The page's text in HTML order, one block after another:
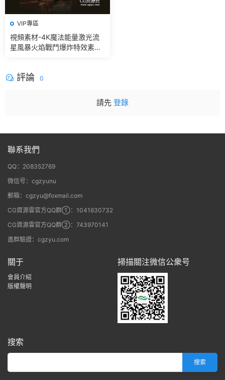
VIP專區
視頻素材-4K魔法能量激光流
星風暴火焰戰鬥爆炸特效素材
評論 0
請先 登錄
聯系我們
QQ：208352769
微信号：cgzyunu
郵箱：cgzyu@foxmail.com
CG資源雲官方QQ群①：1041630732
CG資源雲官方QQ群②：743970141
進群驗證：cgzyu.com
關于
會員介紹
版權聲明
掃描關注微信公衆号
搜索